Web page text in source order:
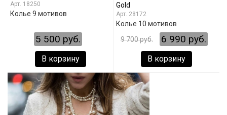
18250
Колье 9 мотивов
5 500 руб.
В корзину
Gold
28172
Колье 10 мотивов
9 700 руб.
6 990 руб.
В корзину